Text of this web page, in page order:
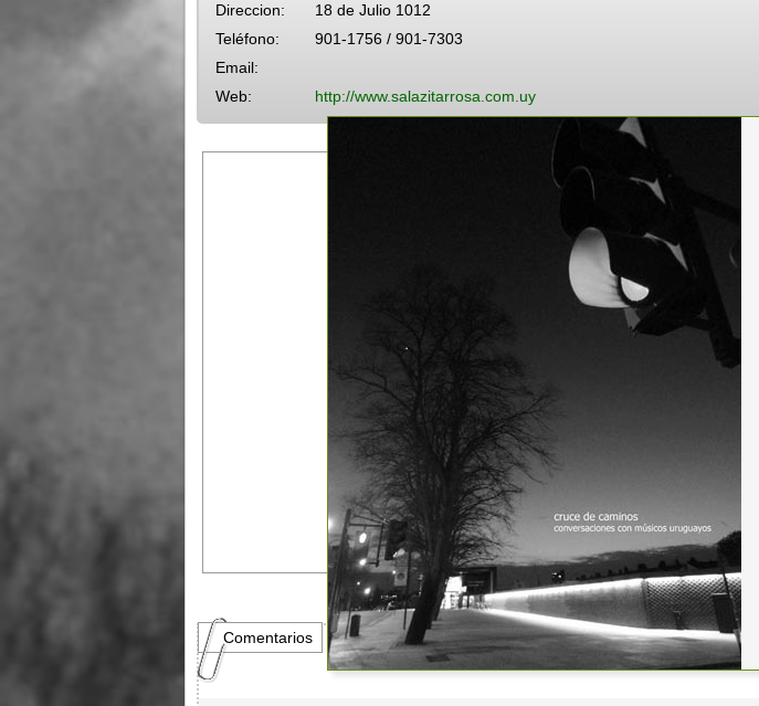
Direccion:
18 de Julio 1012
Teléfono:
901-1756 / 901-7303
Email:
Web:
http://www.salazitarrosa.com.uy
Comentarios